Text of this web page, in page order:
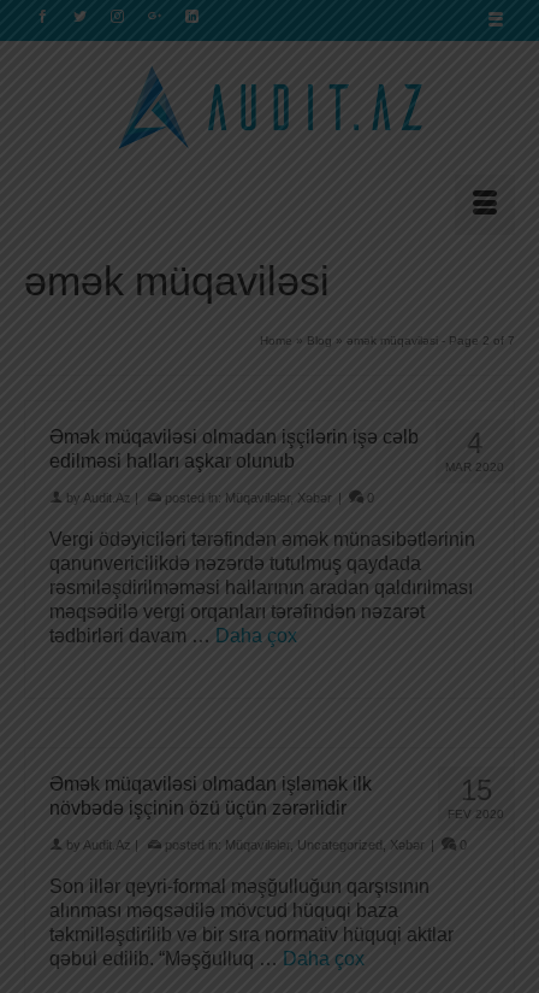
əmək müqaviləsi
Home » Blog » əmək müqaviləsi - Page 2 of 7
4
MAR 2020
Əmək müqaviləsi olmadan işçilərin işə cəlb
edilməsi halları aşkar olunub
by Audit.Az | posted in: Müqavilələr, Xəbər | 0
Vergi ödəyiciləri tərəfindən əmək münasibətlərinin
qanunvericilikdə nəzərdə tutulmuş qaydada
rəsmiləşdirilməməsi hallarının aradan qaldırılması
məqsədilə vergi orqanları tərəfindən nəzarət
tədbirləri davam … Daha çox
15
FEV 2020
Əmək müqaviləsi olmadan işləmək ilk
növbədə işçinin özü üçün zərərlidir
by Audit.Az | posted in: Müqavilələr Uncategorized Xəbər | 0
Son illər qeyri-formal məşğulluğun qarşısının
alınması məqsədilə mövcud hüquqi baza
təkmilləşdirilib və bir sıra normativ hüquqi aktlar
qəbul edilib. “Məşğulluq … Daha çox